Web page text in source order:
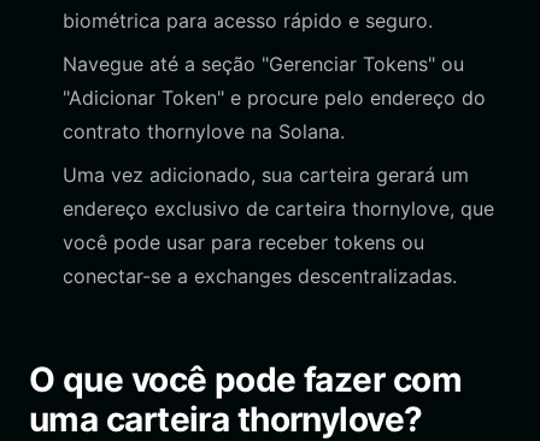
biométrica para acesso rápido e seguro.
Navegue até a seção "Gerenciar Tokens" ou
"Adicionar Token" e procure pelo endereço do
contrato thornylove na Solana.
Uma vez adicionado, sua carteira gerará um
endereço exclusivo de carteira thornylove, que
você pode usar para receber tokens ou
conectar-se a exchanges descentralizadas.
O que você pode fazer com
uma carteira thornylove?